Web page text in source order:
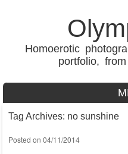
Homoerotic
portfolio,
Skip to content
Tag Archives: no sunshine
Posted on 04/11/2014